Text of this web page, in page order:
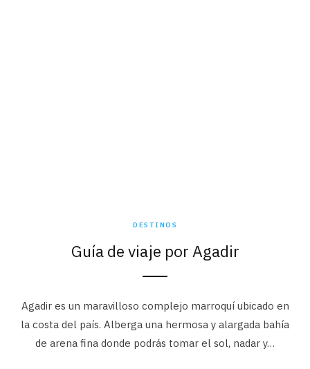
DESTINOS
Guía de viaje por Agadir
Agadir es un maravilloso complejo marroquí ubicado en
la costa del país. Alberga una hermosa y alargada bahía
de arena fina donde podrás tomar el sol, nadar y…